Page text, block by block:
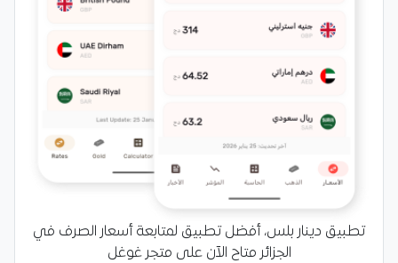
تطبيق دينار بلس، أفضل تطبيق لمتابعة أسعار الصرف في
الجزائر متاح الآن على متجر غوغل